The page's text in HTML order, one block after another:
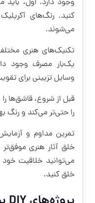
وجود دارد. اول، باید
کنید. رنگ‌های
می‌شوند.
تکنیک‌های هنری
یک‌بار مصرف وجود
وسایل تزیینی برای
قبل از شروع، قاشق‌ها
را حتی‌تر می‌کند و رنگ
تمرین مداوم و
خلق آثار هنری
می‌توانید خلاقیت خود
خلق کنید.